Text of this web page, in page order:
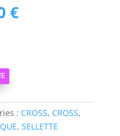
€.
€Le
prix
: CROSS, CROSS,
, SELLETTE